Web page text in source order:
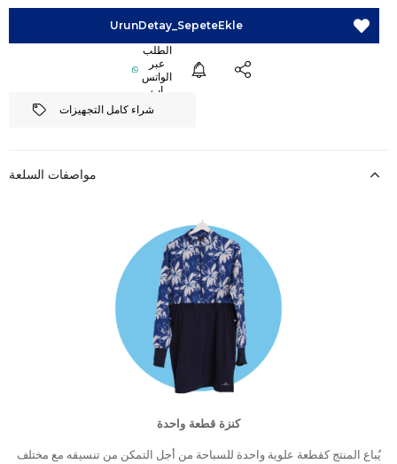
شراء كامل التجهيزات
مواصفات السلعة
كنزة قطعة واحدة
يُباع المنتج كقطعة علوية واحدة للسباحة من أجل التمكن من تنسيقه مع مختلف